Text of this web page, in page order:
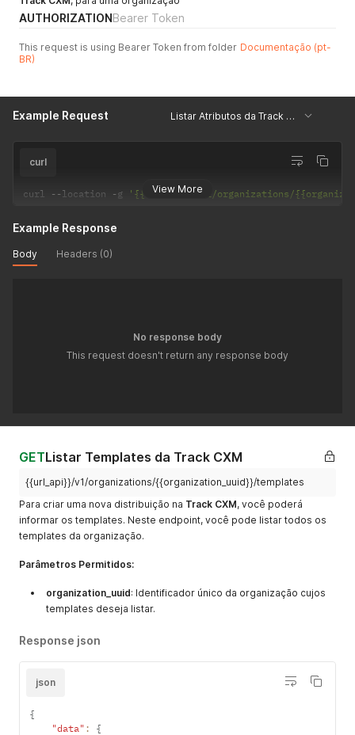
AUTHORIZATIONBearer Token
This request is using Bearer Token from folder Documentação (pt-
BR)
Example Request Listar Atributos da Track CXM
View More
curl
curl --location -g '{{url_api}}/v1/organizations/
Example Response
Body Headers (0)
No response body
This request doesn't return any response body
GETListar Templates da Track CXM
{{url_api}}/v1/organizations/{{organization_uuid}}/templates
Para criar uma nova distribuição na Track CXM, você poderá
informar os templates. Neste endpoint, você pode listar todos os
templates da organização.
Parâmetros Permitidos:
organization_uuid: Identificador único da organização cujos
templates deseja listar.
Response json
json
{
"data" :
{